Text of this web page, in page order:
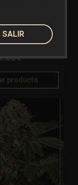
Amnesia
producto
SALIR